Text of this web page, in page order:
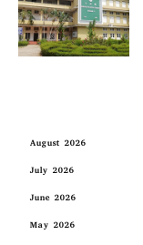
August 2026
July 2026
June 2026
May 2026